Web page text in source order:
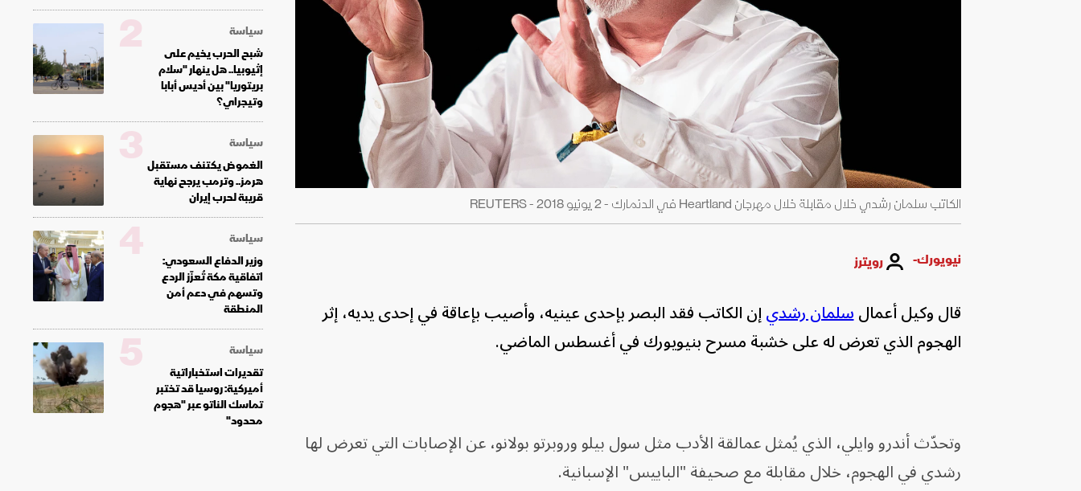
الكاتب سلمان رشدي خلال مقابلة خلال مهرجان Heartland في الدنمارك - 2 يونيو 2018 - REUTERS
نيويورك- رويترز
قال وكيل أعمالسلمان رشديإن الكاتب فقد البصر بإحدى عينيه، وأصيب بإعاقة في إحدى يديه، إثر
الهجوم الذي تعرض له على خشبة مسرح بنيويورك في أغسطس الماضي.
وتحدّث أندرو وايلي، الذي يُمثل عمالقة الأدب مثل سول بيلو وروبرتو بولانو، عن الإصابات التي تعرض لها
رشدي في الهجوم، خلال مقابلة مع صحيفة "الباييس" الإسبانية.
سياسة
شبح الحرب يخيم على
إثيوبيا.. هل ينهار "سلام
بريتوريا" بين أديس أبابا
وتيجراي؟
2
سياسة
الغموض يكتنف مستقبل
هرمز.. وترمب يرجح نهاية
قريبة لحرب إيران
3
سياسة
وزير الدفاع السعودي:
اتفاقية مكة تُعزّز الردع
وتسهم في دعم أمن
المنطقة
4
سياسة
تقديرات استخباراتية
أميركية: روسيا قد تختبر
تماسك الناتو عبر "هجوم
محدود"
5